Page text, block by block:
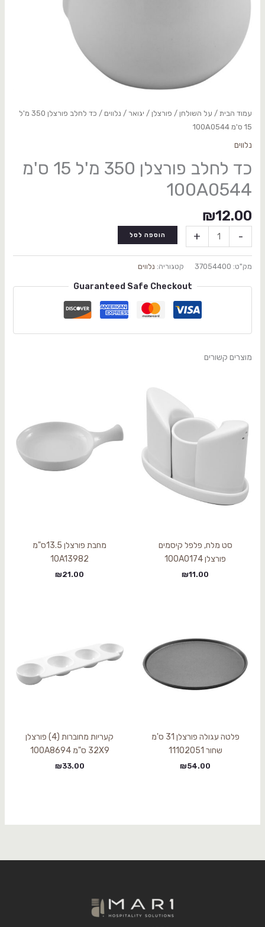
עמוד הבית/ על השולחן / פורצלן / יגואר/ נלווים
/ כד לחלב פורצלן 350 מ'ל
15 ס'מ 100A0544
נלווים
כד לחלב פורצלן 350 מ'ל 15 ס'מ
100A0544
₪12.00
-
+ הוספה לסל
מק"ט: 37054400 קטגוריה: נלווים
Guaranteed Safe Checkout
מוצרים קשורים
סט מלח, פלפל קיסמים
פורצלן 100A0174
₪11.00
מחבת פורצלן 13.5ס"מ
10A13982
₪21.00
פלטה עגולה פורצלן 31 ס'מ
שחור 11102051
₪54.00
קעריות מחוברות (4) פורצלן
32X9 ס"מ 100A8694
₪33.00